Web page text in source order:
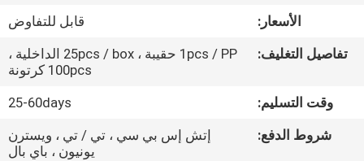
مراقبة
الجودة
اتصل
الأسعار:
قابل للتفاوض
تفاصيل التغليف:
1pcs / PP حقيبة ، 25pcs / box الداخلية ،
100pcs كرتونة
وقت التسليم:
25-60days
شروط الدفع:
إتش إس بي سي ، تي / تي ، ويسترن
يونيون ، باي بال